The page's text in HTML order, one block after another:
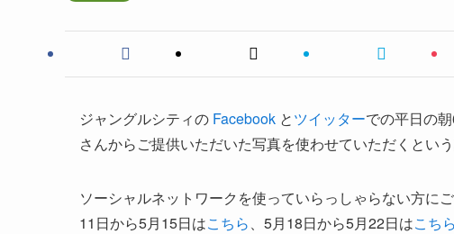
ジャングルシティの Facebook とツイッターでの平日の
さんからご提供いただいた写真を使わせていただくとい
ソーシャルネットワークを使っていらっしゃらない方に
11日から5月15日はこちら、5月18日から5月22日はこちら